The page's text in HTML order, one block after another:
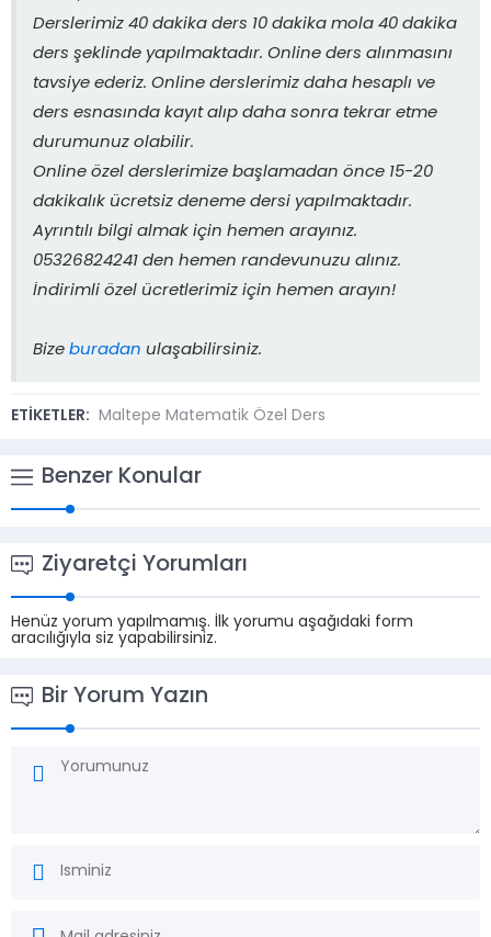
Derslerimiz 40 dakika ders 10 dakika mola 40 dakika
ders şeklinde yapılmaktadır. Online ders alınmasını
tavsiye ederiz. Online derslerimiz daha hesaplı ve
ders esnasında kayıt alıp daha sonra tekrar etme
durumunuz olabilir.
Online özel derslerimize başlamadan önce 15-20
dakikalık ücretsiz deneme dersi yapılmaktadır.
Ayrıntılı bilgi almak için hemen arayınız.
05326824241 den hemen randevunuzu alınız.
İndirimli özel ücretlerimiz için hemen arayın!
Bize buradan ulaşabilirsiniz.
ETİKETLER: Maltepe Matematik Özel Ders
Benzer Konular
Ziyaretçi Yorumları
Henüz yorum yapılmamış. İlk yorumu aşağıdaki form
aracılığıyla siz yapabilirsiniz.
Bir Yorum Yazın